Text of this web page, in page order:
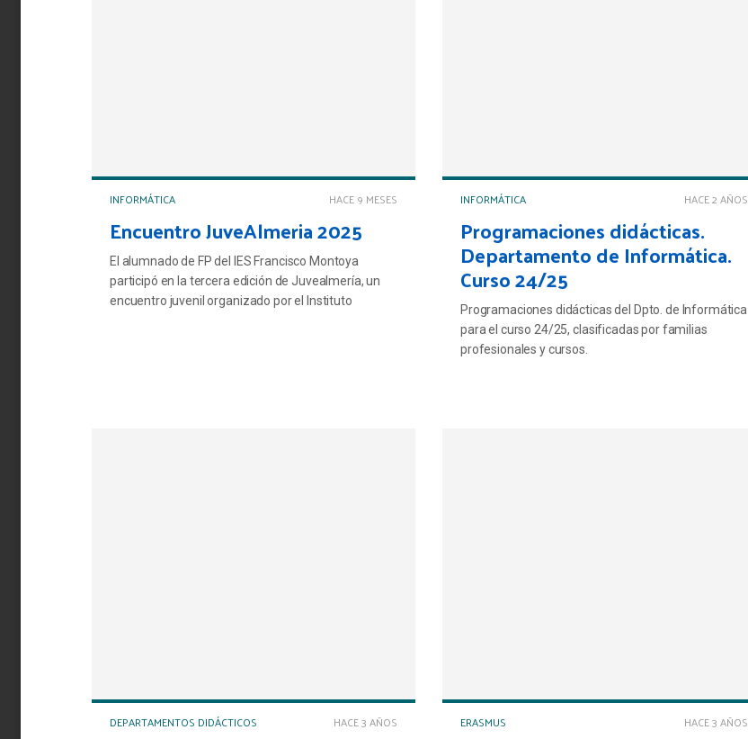
HACE 9 MESES
INFORMÁTICA
Encuentro JuveAlmeria 2025
El alumnado de FP del IES Francisco Montoya
participó en la tercera edición de Juvealmería, un
encuentro juvenil organizado por el Instituto
HACE 2 AÑOS
INFORMÁTICA
Programaciones didácticas.
Departamento de Informática.
Curso 24/25
Programaciones didácticas del Dpto. de Informática
para el curso 24/25, clasificadas por familias
profesionales y cursos.
HACE 3 AÑOS
DEPARTAMENTOS DIDÁCTICOS HACE 3 AÑOS
ERASMUS